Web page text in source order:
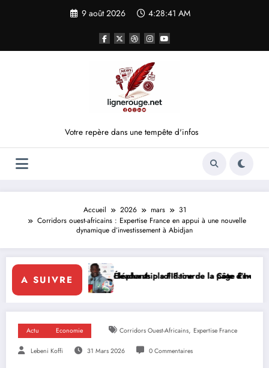
9 août 2026 4:28:42 AM
Votre repère dans une tempête d'infos
Accueil 2026 mars
31
Corridors ouest-africains : Expertise France en appui à une nouvelle
dynamique d’investissement à Abidjan
A SUIVRE
de la Côte d’Ivoire en Afrique
FIF tourne la page Emerse Faé Diplomatie multilatérale :
Actu Economie Corridors Ouest-Africains, Expertise France
Lebeni Koffi 31 Mars 2026 0 Commentaires